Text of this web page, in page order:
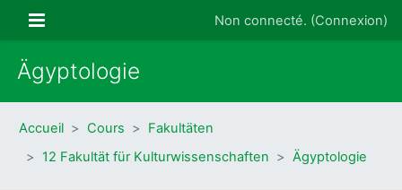
Panneau latéral Non connecté. (Connexion)
Ägyptologie
Accueil Cours
Fakultäten
12 Fakultät für Kulturwissenschaften
Ägyptologie